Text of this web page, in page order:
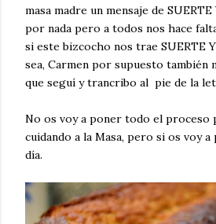
masa madre un mensaje de
por nada pero a todos nos hace
si este bizcocho nos trae SUERTE
sea, Carmen por supuesto también
que seguí y trancribo al pie de la
No os voy a poner todo el proceso
cuidando a la Masa, pero si os voy
día.